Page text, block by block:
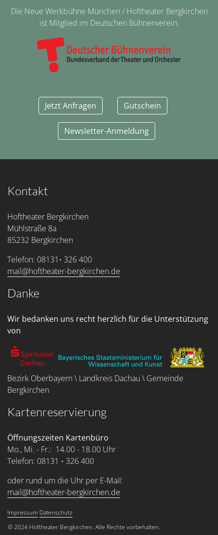
Die Neue Werkbühne München / Hoftheater Bergkirchen
ist Mitglied im Deutschen Bühnenverein.
Jetzt Anfragen Gutschein
Newsletter-Anmeldung
Kontakt
Hoftheater Bergkirchen
Mühlstraße 8a
85232 Bergkirchen
Telefon: 08131• 326 400
mail@hoftheater-bergkirchen.de
Danke
Wir bedanken uns recht herzlich für die Unterstützung
von
Bezirk Oberbayern \ Landkreis Dachau \ Gemeinde
Bergkirchen
Kartenreservierung
Öffnungszeiten Kartenbüro
Mo., Mi. - Fr.: 14.00 - 18.00 Uhr
Telefon: 08131 • 326 400
oder rund um die Uhr per E-Mail:
mail@hoftheater-bergkirchen.de
Service Menu
Impressum Datenschutz
© 2024 Hoftheater Bergkirchen. Alle Rechte vorbehalten.